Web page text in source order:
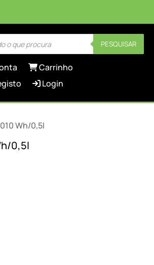
PESQUISAR
Carrinho
Login
Wh/0,5l
0,5l